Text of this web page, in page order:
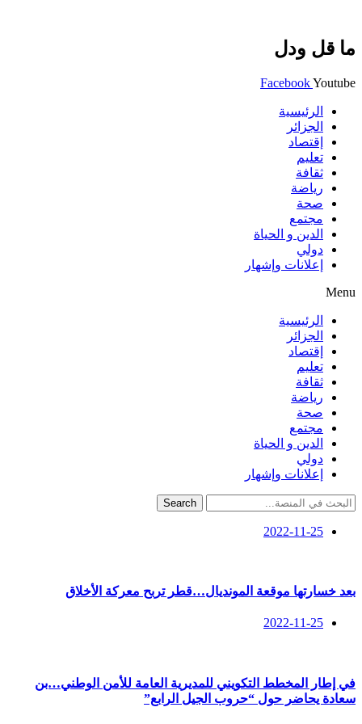
ما قل ودل
FacebookYoutube
الرئيسية
الجزائر
إقتصاد
تعليم
ثقافة
رياضة
صحة
مجتمع
الدين و الحياة
دولي
إعلانات وإشهار
Menu
الرئيسية
الجزائر
إقتصاد
تعليم
ثقافة
رياضة
صحة
مجتمع
الدين و الحياة
دولي
إعلانات وإشهار
Search
2022-11-25
بعد خسارتها موقعة المونديال…قطر تربح معركة الأخلاق
2022-11-25
في إطار المخطط التكويني للمديرية العامة للأمن الوطني…بن
سعادة يحاضر حول “حروب الجيل الرابع”